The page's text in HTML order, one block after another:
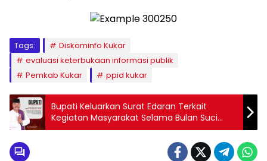
Tags:
Diskominfo Kukar
evaluasi keterbukaan informasi publik
Pemkab Kukar
ppid kukar
Bupati Keluarkan Surat Edaran Terkait
Kegiatan Masyarakat Selama Bulan Suci
Ramadhan 1445 H